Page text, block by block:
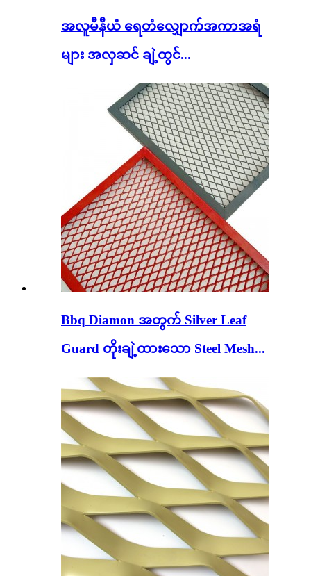
အလူမီနီယံ ရေတံလျှောက်အကာအရံ
များ အလှဆင် ချဲ့ထွင်...
Bbq Diamon အတွက် Silver Leaf
Guard တိုးချဲ့ထားသော Steel Mesh...